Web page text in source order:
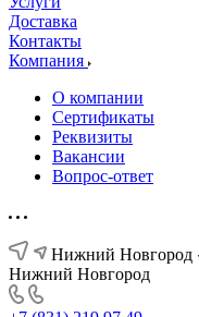
Доставка
Контакты
Компания
О компании
Сертификаты
Реквизиты
Вакансии
Вопрос-ответ
Нижний Новгород
Нижний Новгород